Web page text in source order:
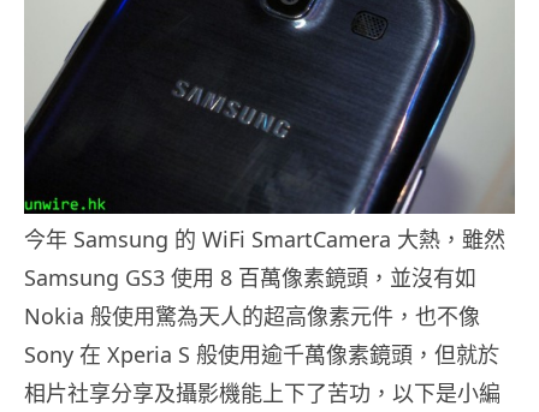
今年 Samsung 的 WiFi SmartCamera 大熱，雖然
Samsung GS3 使用 8 百萬像素鏡頭，並沒有如
Nokia 般使用驚為天人的超高像素元件，也不像
Sony 在 Xperia S 般使用逾千萬像素鏡頭，但就於
相片社享分享及攝影機能上下了苦功，以下是小編